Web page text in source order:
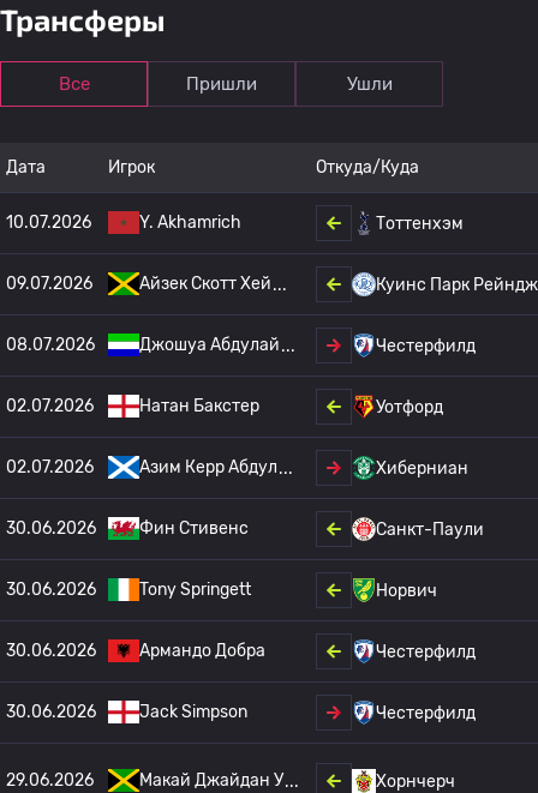
Трансферы
Все Пришли Ушли
Дата Игрок Откуда/Куда
10.07.2026 Y. Akhamrich Тоттенхэм
09.07.2026 Айзек Скотт Хей Куинс Парк
08.07.2026 Джошуа Абдулай Честерфилд
02.07.2026 Натан Бакстер Уотфорд
02.07.2026 Азим Керр Абдул Хиберниан
30.06.2026 Фин Стивенс Санкт-Паули
30.06.2026 Tony Springett Норвич
30.06.2026 Армандо Добра Честерфилд
30.06.2026 Jack Simpson Честерфилд
29.06.2026 Макай Джайдан У Хорнчерч